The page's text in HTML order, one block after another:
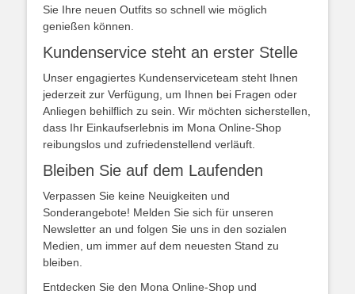
Sie Ihre neuen Outfits so schnell wie möglich
genießen können.
Kundenservice steht an erster Stelle
Unser engagiertes Kundenserviceteam steht Ihnen
jederzeit zur Verfügung, um Ihnen bei Fragen oder
Anliegen behilflich zu sein. Wir möchten sicherstellen,
dass Ihr Einkaufserlebnis im Mona Online-Shop
reibungslos und zufriedenstellend verläuft.
Bleiben Sie auf dem Laufenden
Verpassen Sie keine Neuigkeiten und
Sonderangebote! Melden Sie sich für unseren
Newsletter an und folgen Sie uns in den sozialen
Medien, um immer auf dem neuesten Stand zu
bleiben.
Entdecken Sie den Mona Online-Shop und